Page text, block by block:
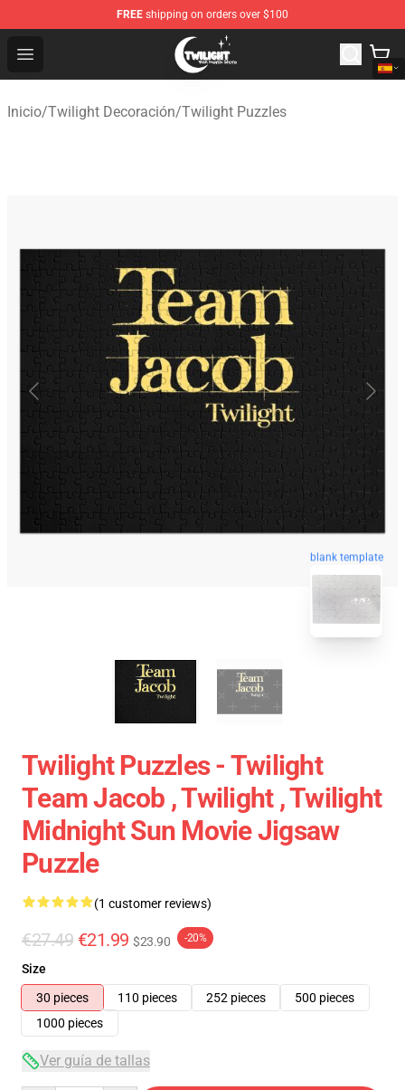
FREE shipping on orders over $100
Open menu
Twilight Store - Official Twilight Merchandise Shop
Inicio/Twilight Decoración/Twilight Puzzles
blank template
Twilight Puzzles - Twilight
Team Jacob , Twilight , Twilight
Midnight Sun Movie Jigsaw
Puzzle
(1 customer reviews)
€27.49 €21.99 $23.90 -20%
Size
30 pieces
110 pieces 252 pieces
500 pieces
1000 pieces
Ver guía de tallas